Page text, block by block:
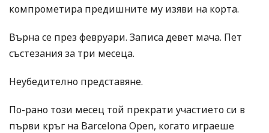
компрометира предишните му изяви на корта.
Върна се през февруари. Записа девет мача. Пет
състезания за три месеца.
Неубедително представяне.
По-рано този месец той прекрати участието си в
първи кръг на Barcelona Open, когато играеше